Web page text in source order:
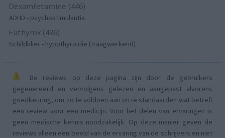
Dexamfetamine (446)
ADHD - psychostimulantia
Euthyrox (436)
Schildklier - hypothyroidie (traagwerkend)
De reviews op deze pagina zijn door de gebruikers
gegenereerd en vervolgens gelezen en aangepast alvorens
goedkeuring, om zo te voldoen aan onze standaarden wat betreft
een review voor een medicijn. Voor het delen van ervaringen is
geen medische kennis noodzakelijk. Op deze manier geven de
reviews alleen een beeld van de ervaring van de schrijvers en niet